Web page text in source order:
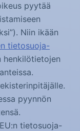
pyytää
Niin ikään
tietosuoja-
henkilötietojen
pyynnön
tietosuoja-